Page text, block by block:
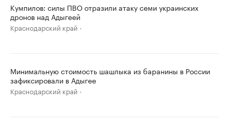
Кумпилов: силы ПВО отразили атаку семи украинских
дронов над Адыгеей
Краснодарский край
Минимальную стоимость шашлыка из баранины в России
зафиксировали в Адыгее
Краснодарский край